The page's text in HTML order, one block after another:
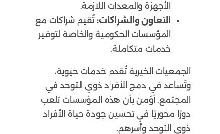
الأجهزة والمعدات اللازمة.
التعاون والشراكات:تُقيم شراكات مع
المؤسسات الحكومية والخاصة لتوفير
خدمات متكاملة.
الجمعيات الخيرية تُقدم خدمات حيوية،
وتُساعد في دمج الأفراد ذوي التوحد في
المجتمع. أؤمن بأن هذه المؤسسات تلعب
دورًا محوريًا في تحسين جودة حياة الأفراد
ذوي التوحد وأسرهم.